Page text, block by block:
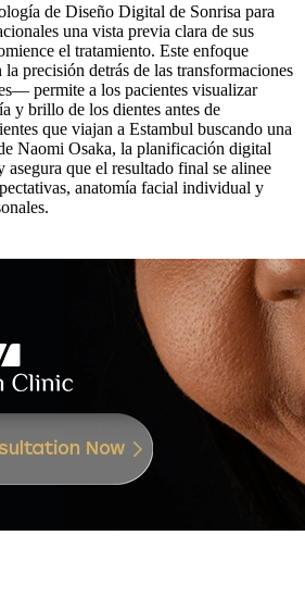
de Diseño Digital de Sonrisa para
una vista previa clara de sus
el tratamiento. Este enfoque
precisión detrás de las transformaciones
permite a los pacientes visualizar
y brillo de los dientes antes de
que viajan a Estambul buscando una
Naomi Osaka, la planificación digital
que el resultado final se alinee
anatomía facial individual y